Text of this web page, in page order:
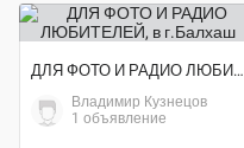
ДЛЯ ФОТО И РАДИО ЛЮБИТЕЛЕЙ
Владимир Кузнецов
1 объявление